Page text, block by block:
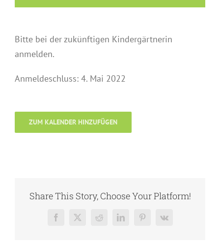
Bitte bei der zukünftigen Kindergärtnerin
anmelden.
Anmeldeschluss: 4. Mai 2022
ZUM KALENDER HINZUFÜGEN
Share This Story, Choose Your Platform!
Facebook
X RedditLinkedInPinterest
Vk